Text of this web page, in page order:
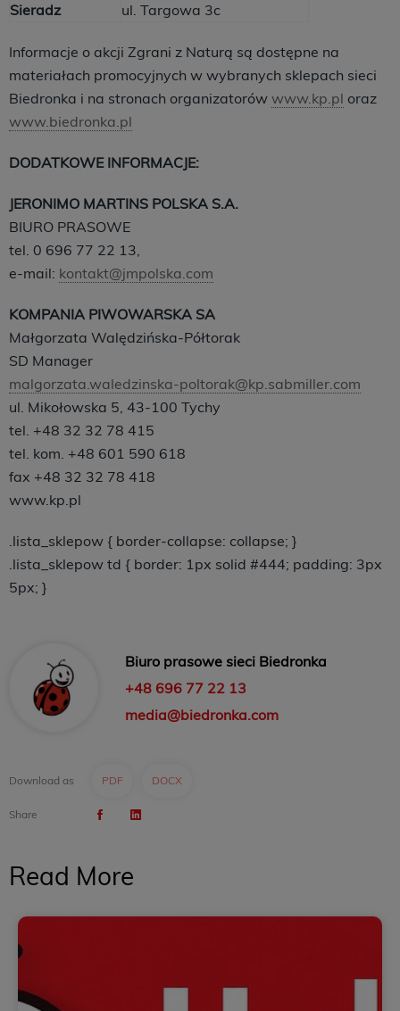
Sieradz
ul. Targowa 3c
Informacje o akcji Zgrani z Naturą są dostępne na
materiałach promocyjnych w wybranych sklepach sieci
Biedronka i na stronach organizatorów www.kp.pl oraz
www.biedronka.pl
DODATKOWE INFORMACJE:
JERONIMO MARTINS POLSKA S.A.
BIURO PRASOWE
tel. 0 696 77 22 13,
e-mail: kontakt@jmpolska.com
KOMPANIA PIWOWARSKA SA
Małgorzata Walędzińska-Półtorak
SD Manager
malgorzata.waledzinska-poltorak@kp.sabmiller.com
ul. Mikołowska 5, 43-100 Tychy
tel. +48 32 32 78 415
tel. kom. +48 601 590 618
fax +48 32 32 78 418
www.kp.pl
.lista_sklepow { border-collapse: collapse; }
.lista_sklepow td { border: 1px solid #444; padding: 3px
5px; }
Biuro prasowe sieci Biedronka
+48 696 77 22 13
media@biedronka.com
Download as PDF DOCX
Share
Read More